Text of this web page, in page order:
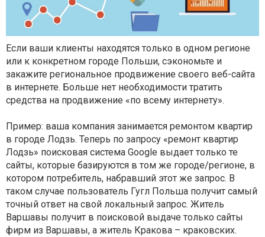
Если ваши клиенты находятся только в одном регионе
или к конкретном городе Польши, сэкономьте и
закажите региональное продвижение своего веб-сайта
в интернете. Больше нет необходимости тратить
средства на продвижение «по всему интернету».
Пример: ваша компания занимается ремонтом квартир
в городе Лодзь. Теперь по запросу «ремонт квартир
Лодзь» поисковая система Google выдает только те
сайты, которые базируются в том же городе/регионе, в
котором потребитель, набравший этот же запрос. В
таком случае пользователь Гугл Польша получит самый
точный ответ на свой локальный запрос. Житель
Варшавы получит в поисковой выдаче только сайты
фирм из Варшавы, а житель Кракова – краковских.